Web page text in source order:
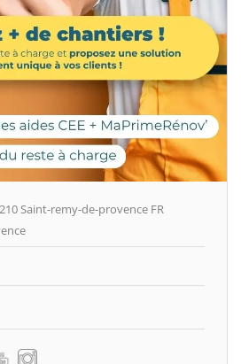
Saint-remy-de-provence FR